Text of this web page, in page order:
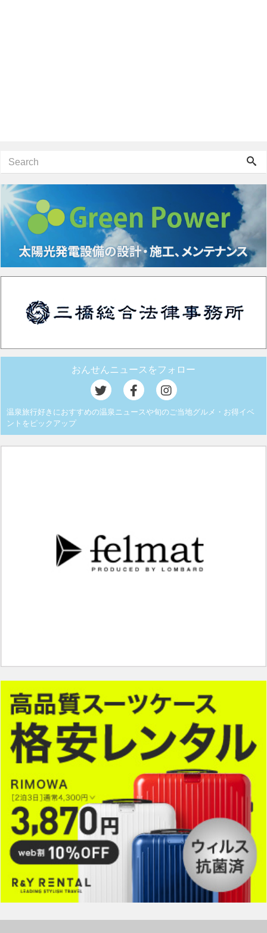
おんせんニュースをフォロー
温泉旅行好きにおすすめの温泉ニュースや旬のご当地グルメ・お得イベ
ントをピックアップ